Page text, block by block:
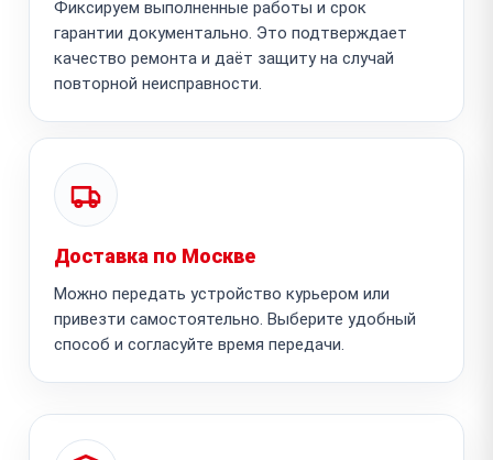
Фиксируем выполненные работы и срок
гарантии документально. Это подтверждает
качество ремонта и даёт защиту на случай
повторной неисправности.
Доставка по Москве
Можно передать устройство курьером или
привезти самостоятельно. Выберите удобный
способ и согласуйте время передачи.